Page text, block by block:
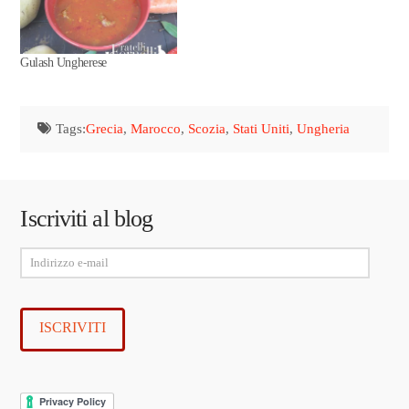
Gulash Ungherese
Tags:Grecia, Marocco, Scozia, Stati Uniti, Ungheria
Iscriviti al blog
Indirizzo
e-
mail
ISCRIVITI